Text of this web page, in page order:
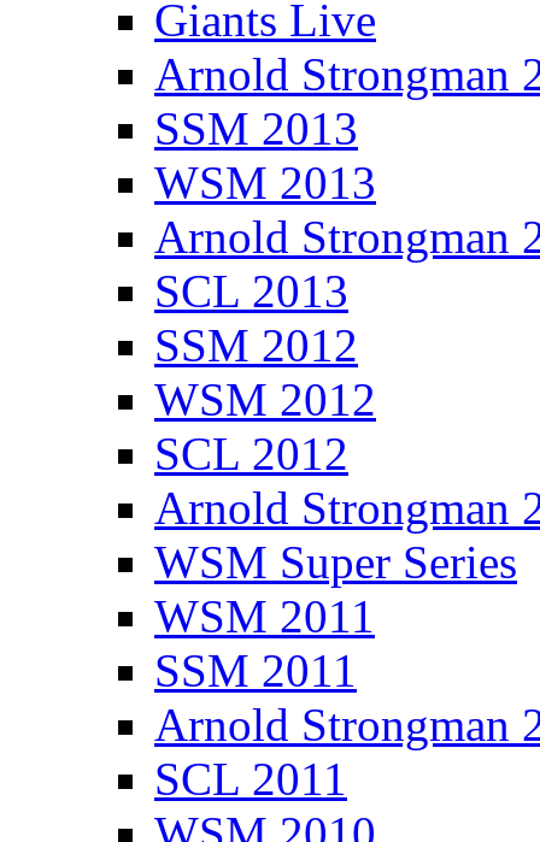
Giants Live
Arnold Strongman
SSM 2013
WSM 2013
Arnold Strongman
SCL 2013
SSM 2012
WSM 2012
SCL 2012
Arnold Strongman
WSM Super Series
WSM 2011
SSM 2011
Arnold Strongman
SCL 2011